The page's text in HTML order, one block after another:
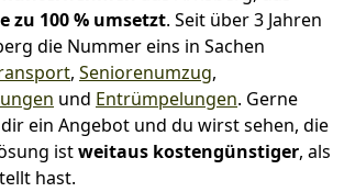
zu 100 % umsetzt. Seit über 3 Jahren
die Nummer eins in Sachen
, Seniorenumzug,
und Entrümpelungen. Gerne
ein Angebot und du wirst sehen, die
istweitaus kostengünstiger, als
hast.